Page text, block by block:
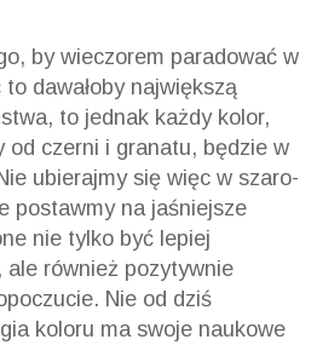
by wieczorem paradować w
dawałoby największą
to jednak każdy kolor,
od czerni i granatu, będzie w
ubierajmy się więc w szaro-
postawmy na jaśniejsze
nie tylko być lepiej
również pozytywnie
Nie od dziś
koloru ma swoje naukowe